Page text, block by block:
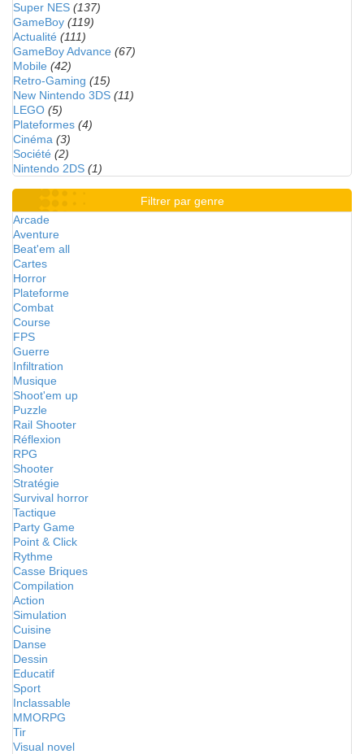
Super NES (137)
GameBoy (119)
Actualité (111)
GameBoy Advance (67)
Mobile (42)
Retro-Gaming (15)
New Nintendo 3DS (11)
LEGO (5)
Plateformes (4)
Cinéma (3)
Société (2)
Nintendo 2DS (1)
Filtrer par genre
Arcade
Aventure
Beat'em all
Cartes
Horror
Plateforme
Combat
Course
FPS
Guerre
Infiltration
Musique
Shoot'em up
Puzzle
Rail Shooter
Réflexion
RPG
Shooter
Stratégie
Survival horror
Tactique
Party Game
Point & Click
Rythme
Casse Briques
Compilation
Action
Simulation
Cuisine
Danse
Dessin
Educatif
Sport
Inclassable
MMORPG
Tir
Visual novel